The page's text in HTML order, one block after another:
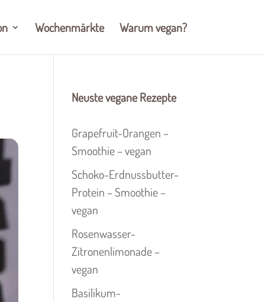
Wochenmärkte Warum vegan?
Neuste vegane Rezepte
Grapefruit-Orangen –
Smoothie – vegan
Schoko-Erdnussbutter-
Protein – Smoothie –
vegan
Rosenwasser-
Zitronenlimonade –
vegan
Basilikum-